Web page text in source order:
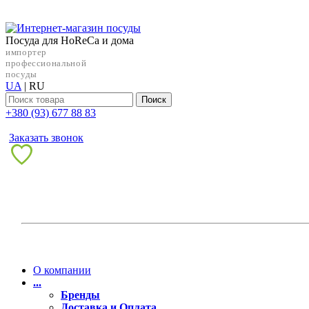
Посуда для HoReCa и дома
импортер
профессиональной
посуды
UA | RU
Поиск
+38‎0 (93) 677 88 83
Заказать звонок
О компании
...
Бренды